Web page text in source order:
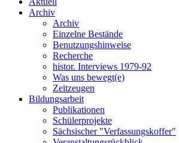
Archiv
Archiv
Einzelne Bestände
Benutzungshinweise
Recherche
histor. Interviews 1979-92
Was uns bewegt(e)
Zeitzeugen
Bildungsarbeit
Publikationen
Schülerprojekte
Sächsischer "Verfassungskoffer"